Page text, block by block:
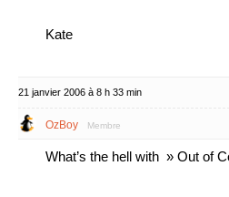
Kate
21 janvier 2006 à 8 h 33 min
OzBoy Membre
What’s the hell with » Out of